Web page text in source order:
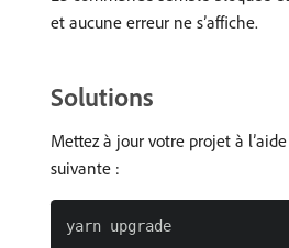
et aucune erreur ne s’affiche.
Solutions
Mettez à jour votre projet à
suivante :